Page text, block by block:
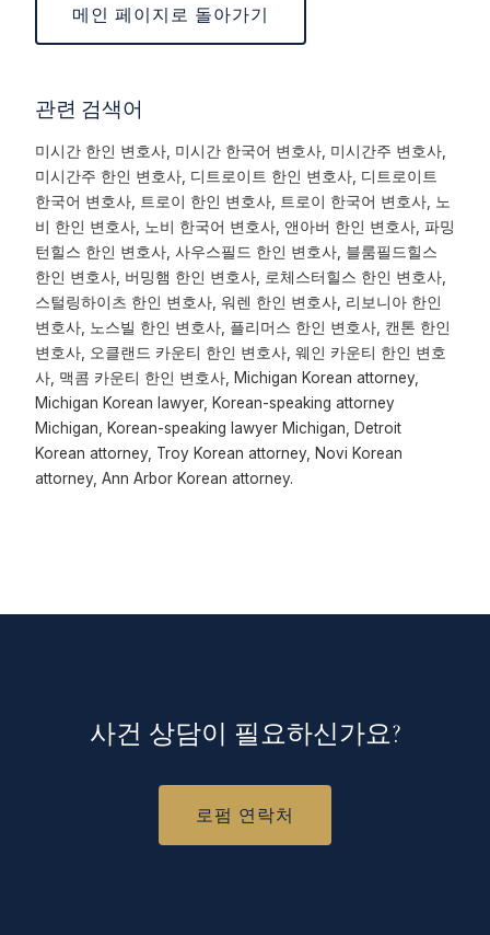
메인 페이지로 돌아가기
관련 검색어
미시간 한인 변호사, 미시간 한국어 변호사, 미시간주 변호사,
미시간주 한인 변호사, 디트로이트 한인 변호사, 디트로이트
한국어 변호사, 트로이 한인 변호사, 트로이 한국어 변호사, 노
비 한인 변호사, 노비 한국어 변호사, 앤아버 한인 변호사, 파밍
턴힐스 한인 변호사, 사우스필드 한인 변호사, 블룸필드힐스
한인 변호사, 버밍햄 한인 변호사, 로체스터힐스 한인 변호사,
스털링하이츠 한인 변호사, 워렌 한인 변호사, 리보니아 한인
변호사, 노스빌 한인 변호사, 플리머스 한인 변호사, 캔톤 한인
변호사, 오클랜드 카운티 한인 변호사, 웨인 카운티 한인 변호
사, 맥콤 카운티 한인 변호사, Michigan Korean attorney,
Michigan Korean lawyer, Korean-speaking attorney
Michigan, Korean-speaking lawyer Michigan, Detroit
Korean attorney, Troy Korean attorney, Novi Korean
attorney, Ann Arbor Korean attorney.
사건 상담이 필요하신가요?
로펌 연락처